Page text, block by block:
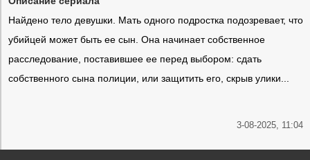
Найдено тело девушки. Мать одного подростка подозревает, что
убийцей может быть ее сын. Она начинает собственное
расследование, поставившее ее перед выбором: сдать
собственного сына полиции, или защитить его, скрыв улики...
3-08-2025, 11:04